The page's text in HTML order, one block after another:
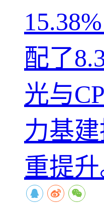
配了
光与
力基
重提升